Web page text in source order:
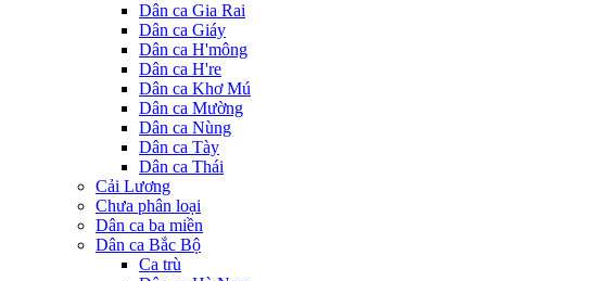
Dân ca Gia Rai
Dân ca Giáy
Dân ca H'mông
Dân ca H're
Dân ca Khơ Mú
Dân ca Mường
Dân ca Nùng
Dân ca Tày
Dân ca Thái
Cải Lương
Chưa phân loại
Dân ca ba miền
Dân ca Bắc Bộ
Ca trù